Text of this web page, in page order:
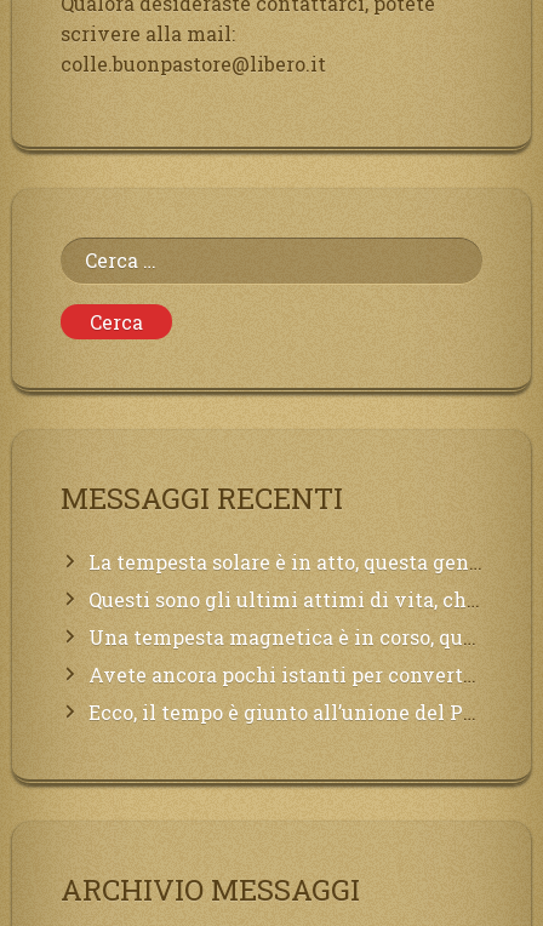
scrivere alla mail:
colle.buonpastore@libero.it
Ricerca
per:
MESSAGGI RECENTI
La tempesta solare è in atto, questa generazione soffrirà molto, la Terra arderà, l’acqua sarà contaminata, il cibo non sarà più nelle vostre mense.
Questi sono gli ultimi attimi di vita, chi si vuole salvare Mi chiami in suo aiuto.
Una tempesta magnetica è in corso, questa generazione patirà. Il black out non tarderà ad arrivare e tutta la Terra sarà oscurata.
Avete ancora pochi istanti per convertirvi, non perdete tempo, la sciagura arriverà all’improvviso e per chi non si sarà preparato saranno dolori.
Ecco, il tempo è giunto all’unione del Padre con il figlio, non avete che da attendere pochissimo.
ARCHIVIO MESSAGGI